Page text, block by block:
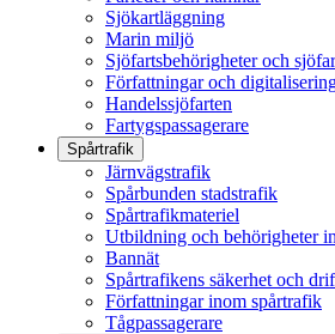
Sjökartläggning
Marin miljö
Sjöfartsbehörigheter och
Författningar och
Handelssjöfarten
Fartygspassagerare
Spårtrafik
Järnvägstrafik
Spårbunden stadstrafik
Spårtrafikmateriel
Utbildning och behörigheter
Bannät
Spårtrafikens säkerhet och
Författningar inom spårtrafik
Tågpassagerare